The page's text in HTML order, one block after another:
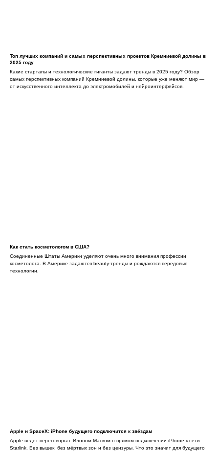
Топ лучших компаний и самых перспективных проектов Кремниевой долины в
2025 году
Какие стартапы и технологические гиганты задают тренды в 2025 году? Обзор
самых перспективных компаний Кремниевой долины, которые уже меняют мир —
от искусственного интеллекта до электромобилей и нейроинтерфейсов.
Как стать косметологом в США?
Соединенные Штаты Америки уделяют очень много внимания профессии
косметолога. В Америке задаются beauty-тренды и рождаются передовые
технологии.
Apple и SpaceX: iPhone будущего подключится к звёздам
Apple ведёт переговоры с Илоном Маском о прямом подключении iPhone к сети
Starlink. Без вышек, без мёртвых зон и без цензуры. Что это значит для будущего